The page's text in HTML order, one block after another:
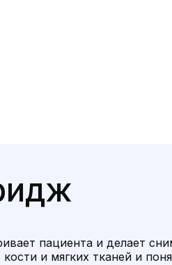
пациента и делает
и мягких тканей и